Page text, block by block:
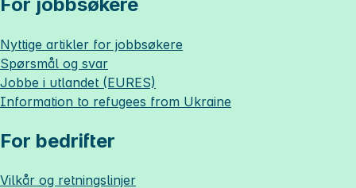
Nyttige artikler for jobbsøkere
Spørsmål og svar
Jobbe i utlandet (EURES)
Information to refugees from Ukraine
For bedrifter
Vilkår og retningslinjer